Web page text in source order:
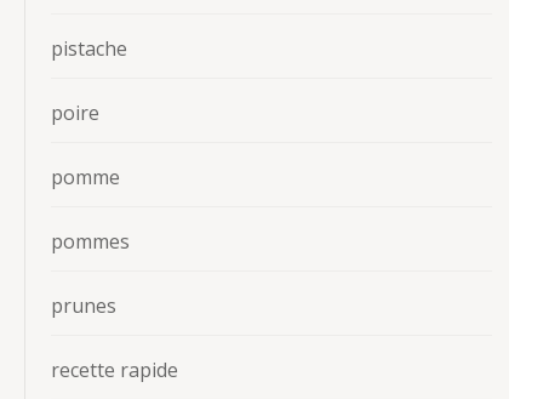
pistache
poire
pomme
pommes
prunes
recette rapide